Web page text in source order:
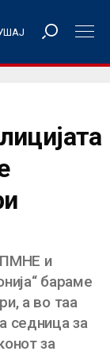
и
бараме
а во таа
седница за
за